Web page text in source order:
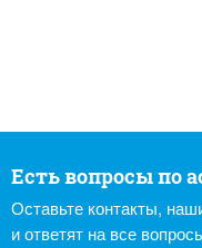
Есть вопросы по
Оставьте контакты,
и ответят на все